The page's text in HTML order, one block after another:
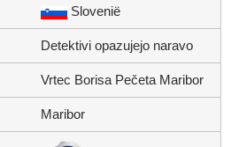
Slovenië
Detektivi opazujejo naravo
Vrtec Borisa Pečeta Maribor
Maribor